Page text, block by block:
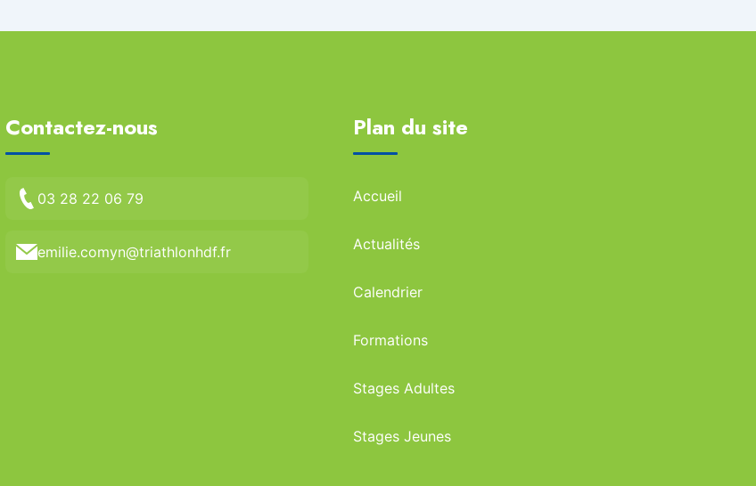
Contactez-nous
03 28 22 06 79
emilie.comyn@triathlonhdf.fr
Plan du site
Accueil
Actualités
Calendrier
Formations
Stages Adultes
Stages Jeunes